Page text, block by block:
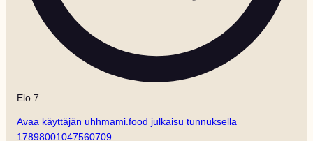
Elo 7
Avaa käyttäjän uhhmami.food julkaisu tunnuksella
17898001047560709